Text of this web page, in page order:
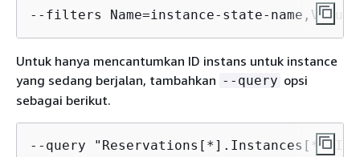
--filters Name=instance-state-
Untuk hanya mencantumkan ID instans untuk instance
yang sedang berjalan, tambahkan --query opsi
sebagai berikut.
--query